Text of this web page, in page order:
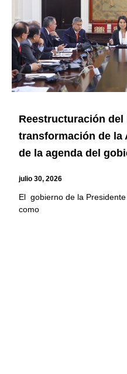
Reestructuración del
transformación de la
de la agenda del
julio 30, 2026
El gobierno de la
como